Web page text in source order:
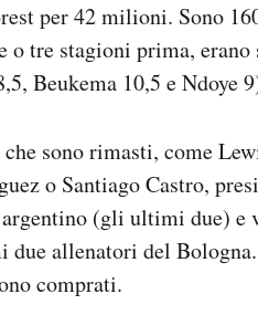
per 42 milioni. Sono
o tre stagioni prima,
Beukema 10,5 e Ndoye
sono rimasti, come
o Santiago Castro,
argentino (gli ultimi due)
allenatori del
comprati.